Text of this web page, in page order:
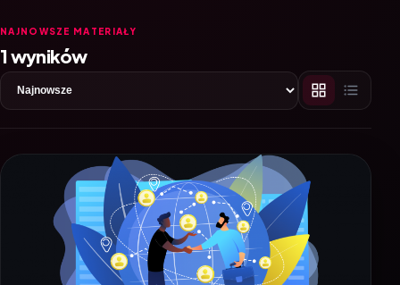
NAJNOWSZE MATERIAŁY
1 wyników